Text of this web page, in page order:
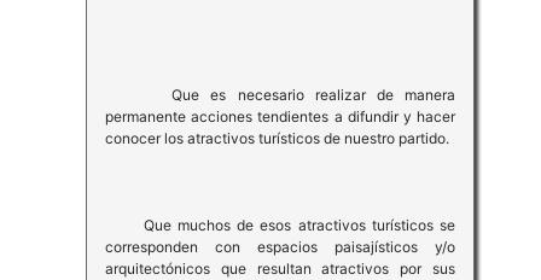
Que es necesario realizar de manera
permanente acciones tendientes a difundir y hacer
conocer los atractivos turísticos de nuestro partido.
Que muchos de esos atractivos turísticos se
corresponden con espacios paisajísticos y/o
arquitectónicos que resultan atractivos por sus